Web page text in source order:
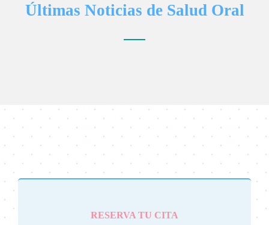
Últimas Noticias de Salud Oral
RESERVA TU CITA